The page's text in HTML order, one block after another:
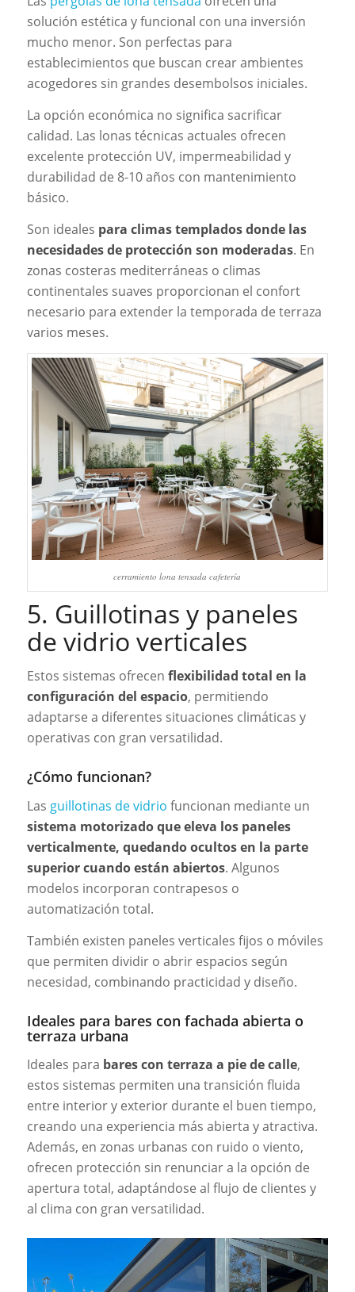
solución estética y funcional con una inversión
mucho menor. Son perfectas para
establecimientos que buscan crear ambientes
acogedores sin grandes desembolsos iniciales.
La opción económica no significa sacrificar
calidad. Las lonas técnicas actuales ofrecen
excelente protección UV, impermeabilidad y
durabilidad de 8-10 años con mantenimiento
básico.
Son ideales para climas templados donde las
necesidades de protección son moderadas. En
zonas costeras mediterráneas o climas
continentales suaves proporcionan el confort
necesario para extender la temporada de terraza
varios meses.
cerramiento lona tensada cafetería
5. Guillotinas y paneles
de vidrio verticales
Estos sistemas ofrecen flexibilidad total en la
configuración del espacio, permitiendo
adaptarse a diferentes situaciones climáticas y
operativas con gran versatilidad.
¿Cómo funcionan?
Las guillotinas de vidrio funcionan mediante un
sistema motorizado que eleva los paneles
verticalmente, quedando ocultos en la parte
superior cuando están abiertos. Algunos
modelos incorporan contrapesos o
automatización total.
También existen paneles verticales fijos o móviles
que permiten dividir o abrir espacios según
necesidad, combinando practicidad y diseño.
Ideales para bares con fachada abierta o
terraza urbana
Ideales para bares con terraza a pie de calle,
estos sistemas permiten una transición fluida
entre interior y exterior durante el buen tiempo,
creando una experiencia más abierta y atractiva.
Además, en zonas urbanas con ruido o viento,
ofrecen protección sin renunciar a la opción de
apertura total, adaptándose al flujo de clientes y
al clima con gran versatilidad.